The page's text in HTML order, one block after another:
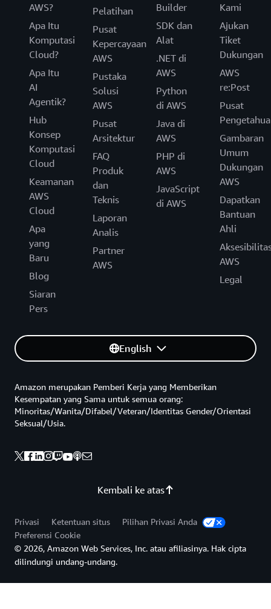
AWS?
Apa Itu
Komputasi
Cloud?
Apa Itu
AI
Agentik?
Hub
Konsep
Komputasi
Cloud
Keamanan
AWS
Cloud
Apa
yang
Baru
Blog
Siaran
Pers
Pelatihan
Pusat
Kepercayaan
AWS
Pustaka
Solusi
AWS
Pusat
Arsitektur
FAQ
Produk
dan
Teknis
Laporan
Analis
Partner
AWS
Builder
SDK dan
Alat
.NET di
AWS
Python
di AWS
Java di
AWS
PHP di
AWS
JavaScript
di AWS
Kami
Ajukan
Tiket
Dukungan
AWS
re:Post
Pusat
Gambaran
Umum
Dukungan
AWS
Dapatkan
Bantuan
Ahli
AWS
Legal
English
Kembali ke atas
Amazon merupakan Pemberi Kerja yang Memberikan
Kesempatan yang Sama untuk semua orang:
Minoritas/Wanita/Difabel/Veteran/Identitas Gender/Orientasi
Seksual/Usia.
Privasi Ketentuan situs
Pilihan Privasi Anda
Preferensi Cookie
© 2026, Amazon Web Services, Inc. atau afiliasinya. Hak cipta
dilindungi undang-undang.